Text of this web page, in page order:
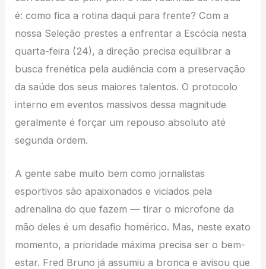
é: como fica a rotina daqui para frente? Com a
nossa Seleção prestes a enfrentar a Escócia nesta
quarta-feira (24), a direção precisa equilibrar a
busca frenética pela audiência com a preservação
da saúde dos seus maiores talentos. O protocolo
interno em eventos massivos dessa magnitude
geralmente é forçar um repouso absoluto até
segunda ordem.
A gente sabe muito bem como jornalistas
esportivos são apaixonados e viciados pela
adrenalina do que fazem — tirar o microfone da
mão deles é um desafio homérico. Mas, neste exato
momento, a prioridade máxima precisa ser o bem-
estar. Fred Bruno já assumiu a bronca e avisou que